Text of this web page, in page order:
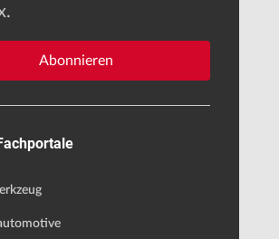
Abonnieren